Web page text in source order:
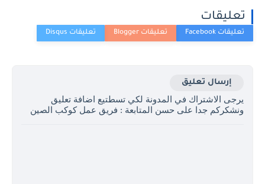
تعليقات
إرسال تعليق
يرجى الاشتراك في المدونة لكي تسطتيع اضافة تعليق
ونشكركم جدا على حسن المتابعة : فريق عمل كوكب الصين